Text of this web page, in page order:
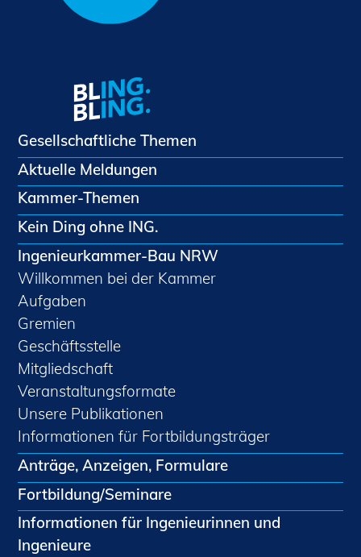
Gesellschaftliche Themen
Aktuelle Meldungen
Kammer-Themen
Kein Ding ohne ING.
Ingenieurkammer-Bau NRW
Willkommen bei der Kammer
Aufgaben
Gremien
Geschäftsstelle
Mitgliedschaft
Veranstaltungsformate
Unsere Publikationen
Informationen für Fortbildungsträger
Anträge, Anzeigen, Formulare
Fortbildung/Seminare
Informationen für Ingenieurinnen und
Ingenieure